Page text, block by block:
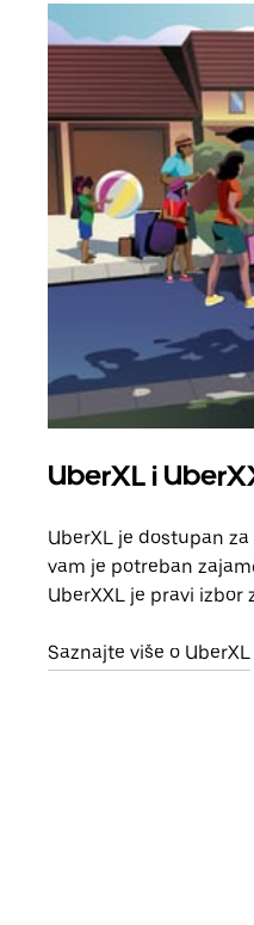
UberXL i
UberXL je dostupan
vam je potreban
UberXXL je pravi izbor
Saznajte više o UberXL